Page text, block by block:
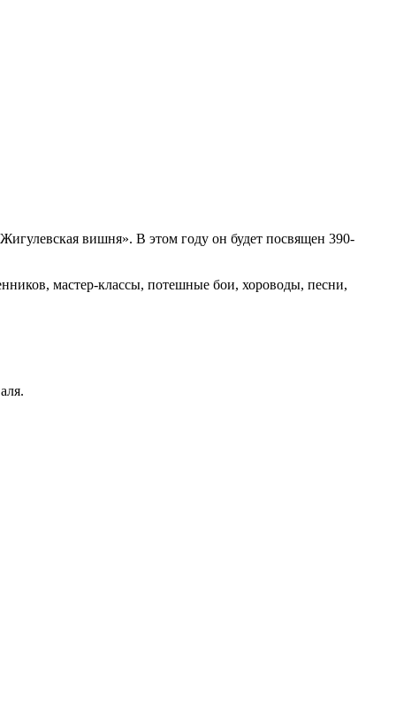
вишня». В этом году он будет посвящен 390-
мастер-классы, потешные бои, хороводы, песни,